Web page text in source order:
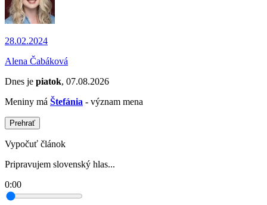
28.02.2024
Alena Čabáková
Dnes je piatok, 07.08.2026
Meniny má Štefánia - význam mena
Prehrať
Vypočuť článok
Pripravujem slovenský hlas...
0:00